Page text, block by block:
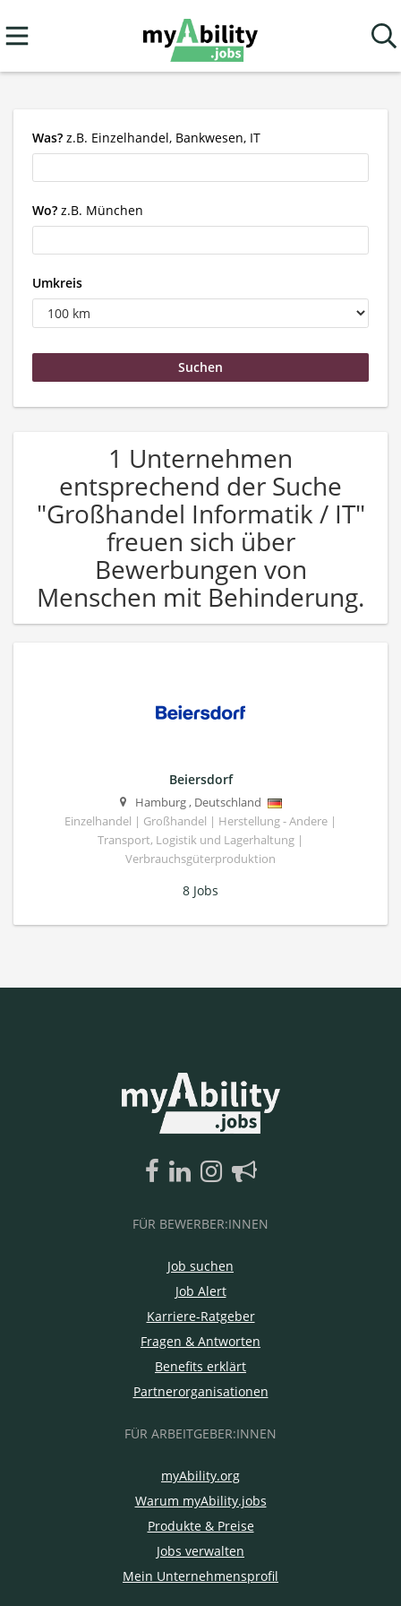
Was? z.B. Einzelhandel, Bankwesen, IT
Wo? z.B. München
Umkreis
1 Unternehmen
entsprechend der Suche
"Großhandel Informatik / IT"
freuen sich über
Bewerbungen von
Menschen mit Behinderung.
Beiersdorf
Hamburg, Deutschland
Einzelhandel | Großhandel | Herstellung - Andere |
Transport, Logistik und Lagerhaltung |
Verbrauchsgüterproduktion
8 Jobs
FÜR BEWERBER:INNEN
Job suchen
Job Alert
Karriere-Ratgeber
Fragen & Antworten
Benefits erklärt
Partnerorganisationen
FÜR ARBEITGEBER:INNEN
myAbility.org
Warum myAbility.jobs
Produkte & Preise
Jobs verwalten
Mein Unternehmensprofil